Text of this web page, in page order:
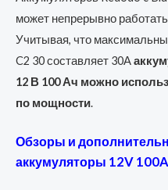
может непрерывно
Учитывая, что
C2 30 составляет 30А
12 В 100 Ач можно
по мощности.
Обзоры и
аккумуляторы 12V